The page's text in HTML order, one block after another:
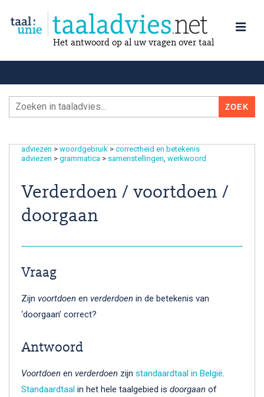
Het antwoord op al uw vragen over taal
adviezen > woordgebruik > correctheid en betekenis
adviezen > grammatica > samenstellingen werkwoord
Verderdoen / voortdoen /
doorgaan
Vraag
Zijn voortdoen en verderdoen in de betekenis van
‘doorgaan’ correct?
Antwoord
Voortdoen en verderdoen zijn standaardtaal in België.
Standaardtaal in het hele taalgebied is doorgaan of